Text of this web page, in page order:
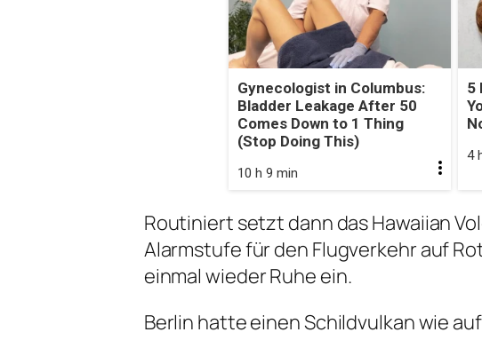
Gynecologist in Columbus:
Bladder Leakage After 50
Comes Down to 1 Thing
(Stop Doing This)
10 h 9 min
5
4
Routiniert setzt dann das Hawaiian
Alarmstufe für den Flugverkehr auf
einmal wieder Ruhe ein.
Berlin hatte einen Schildvulkan wie